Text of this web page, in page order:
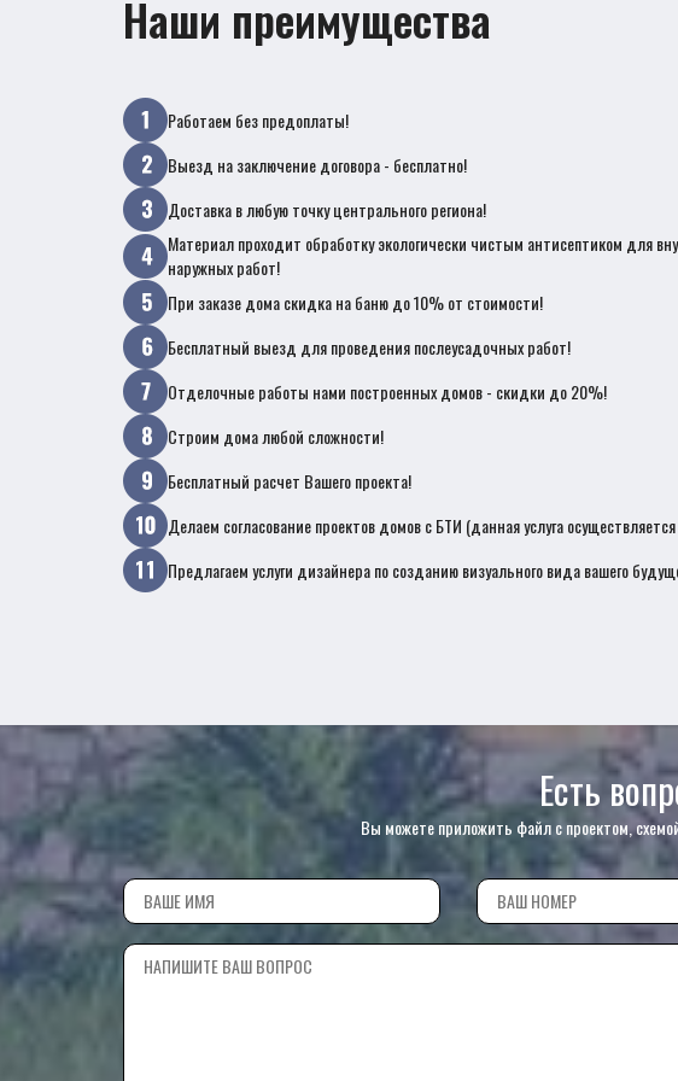
Наши преимущества
Работаем без предоплаты!
Выезд на заключение договора - бесплатно!
Доставка в любую точку центрального региона!
Материал проходит обработку экологически чистым антисептиком для
наружных работ!
При заказе дома скидка на баню до 10% от стоимости!
Бесплатный выезд для проведения послеусадочных работ!
Отделочные работы нами построенных домов - скидки до 20%!
Строим дома любой сложности!
Бесплатный расчет Вашего проекта!
Делаем согласование проектов домов с БТИ (данная услуга
Предлагаем услуги дизайнера по созданию визуального вида вашего
Есть
Вы можете приложить файл с проектом,